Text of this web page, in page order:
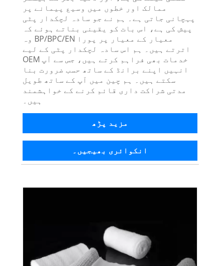
ممالک اور خطوں میں وسیع پیمانے پر
پہچانی جاتی ہے۔ ہم نے جو سادہ لچکدار پٹی
پیش کی ہے، اس بات کو یقینی بناتے ہوئے کہ
وہ BP/BPC/EN معیار کے معیار پر پورا
اترتے ہیں۔ ہم اس سادہ لچکدار پٹی کے لیے
OEM خدمات بھی فراہم کرتے ہیں، جس سے آپ
انہیں اپنے برانڈ کے ساتھ حسب ضرورت بنا
سکتے ہیں۔ ہم چین میں آپ کے ساتھ طویل
مدتی شراکت داری قائم کرنے کے خواہشمند
ہیں۔
مزید پڑھ
انکوائری بھیجیں۔